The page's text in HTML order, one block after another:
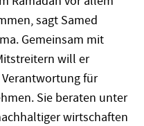
sagt Samed
Gemeinsam mit
will er
für
Sie beraten unter
wirtschaften